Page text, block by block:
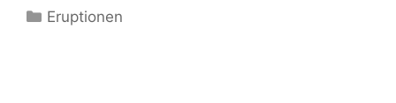
Kategorien
Eruptionen